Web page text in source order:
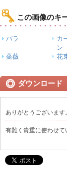
この画像のキ
バラ
カ
ン
薔薇 花
ダウンロード
ありがとうございます
有難く貴重に使わせて